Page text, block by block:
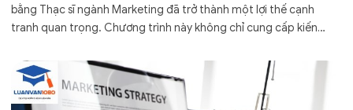
bằng Thạc sĩ ngành Marketing đã trở thành một lợi thế cạnh
tranh quan trọng. Chương trình này không chỉ cung cấp kiến